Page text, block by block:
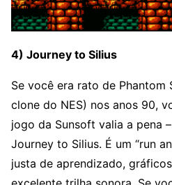
4) Journey to Silius
Se você era rato de Phantom
clone do NES) nos anos 90,
jogo da Sunsoft valia a pena
Journey to Silius. É um “run
justa de aprendizado,